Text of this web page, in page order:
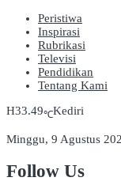
Peristiwa
Inspirasi
Rubrikasi
Televisi
Pendidikan
Tentang Kami
33.49℃Kediri
Minggu, 9 Agustus
Follow Us